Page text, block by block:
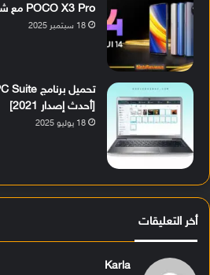
POCO X3 Pro مع شرح التثبيت
18 سبتمبر 2025
[أحدث إصدار 2021]
18 يوليو 2025
أخر التعليقات
Karla